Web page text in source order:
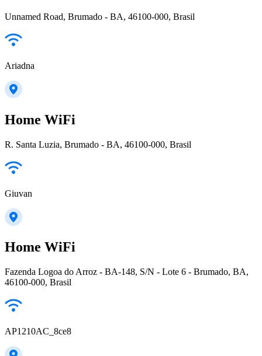
Unnamed Road, Brumado - BA, 46100-000, Brasil
Ariadna
Home WiFi
R. Santa Luzia, Brumado - BA, 46100-000, Brasil
Giuvan
Home WiFi
Fazenda Logoa do Arroz - BA-148, S/N - Lote 6 - Brumado, BA,
46100-000, Brasil
AP1210AC_8ce8